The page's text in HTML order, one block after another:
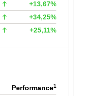
+13,67%
+34,25%
+25,11%
Performance1